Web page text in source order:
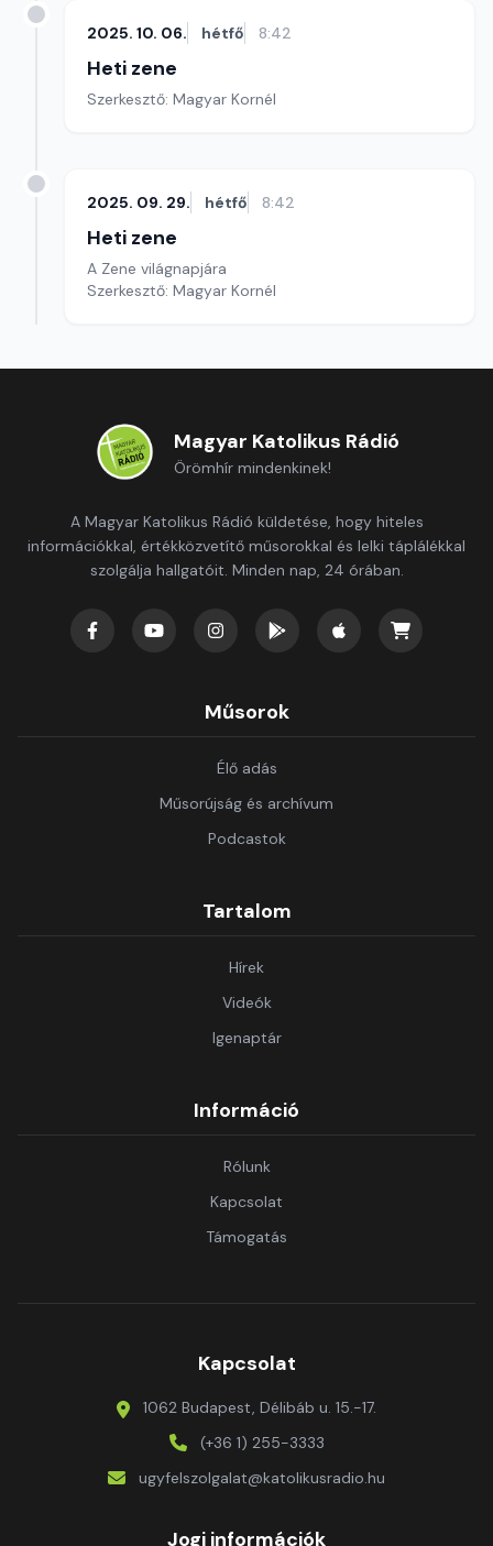
2025. 10. 06. hétfő 8:42
Heti zene
Szerkesztő: Magyar Kornél
2025. 09. 29. hétfő 8:42
Heti zene
A Zene világnapjára
Szerkesztő: Magyar Kornél
Magyar Katolikus Rádió
Örömhír mindenkinek!
A Magyar Katolikus Rádió küldetése, hogy hiteles
információkkal, értékközvetítő műsorokkal és lelki táplálékkal
szolgálja hallgatóit. Minden nap, 24 órában.
Műsorok
Élő adás
Műsorújság és archívum
Podcastok
Tartalom
Hírek
Videók
Igenaptár
Információ
Rólunk
Kapcsolat
Támogatás
Kapcsolat
1062 Budapest, Délibáb u. 15.-17.
(+36 1) 255-3333
ugyfelszolgalat@katolikusradio.hu
Jogi információk